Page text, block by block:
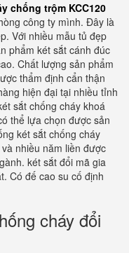
chống trộm KCC120
công ty mình. Đây là
Với nhiều mẫu tủ đẹp
phẩm két sắt cánh đúc
Chất lượng sản phẩm
thẩm định cẩn thận
hiện đại tại nhiều tỉnh
sắt chống cháy khoá
thể lựa chọn được sản
két sắt chống cháy
nhiều năm liền được
két sắt đổi mã gia
Có đế cao su cố định
cháy đổi